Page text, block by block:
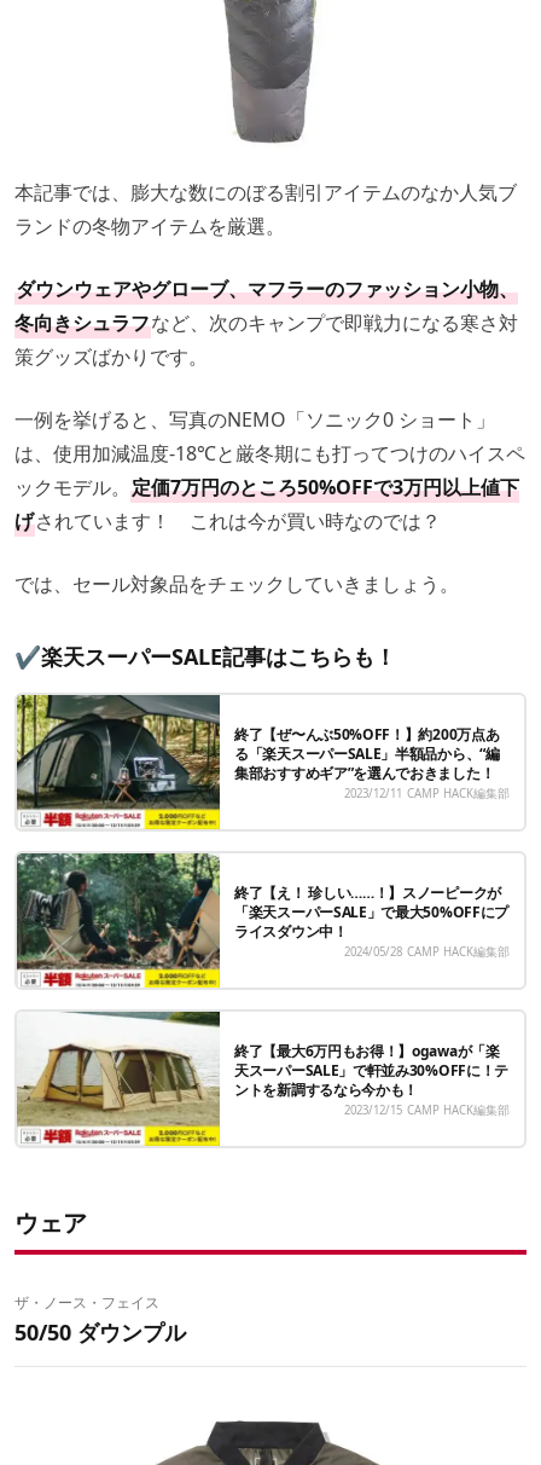
本記事では、膨大な数にのぼる割引アイテムのなか人気ブ
ランドの冬物アイテムを厳選。
ダウンウェアやグローブ、マフラーのファッション小物、
冬向きシュラフなど、次のキャンプで即戦力になる寒さ対
策グッズばかりです。
一例を挙げると、写真のNEMO「ソニック0 ショート」
は、使用加減温度-18℃と厳冬期にも打ってつけのハイスペ
ックモデル。 定価7万円のところ50%OFFで3万円以上値下
げされています！ これは今が買い時なのでは？
では、セール対象品をチェックしていきましょう。
✔️楽天スーパーSALE記事はこちらも！
終了【ぜ〜んぶ50%OFF！】約200万点あ
る「楽天スーパーSALE」半額品から、“編
集部おすすめギア”を選んでおきました！
2023/12/11 CAMP HACK編集部
終了【え！ 珍しい……！】スノーピークが
「楽天スーパーSALE」で最大50%OFFにプ
ライスダウン中！
2024/05/28 CAMP HACK編集部
終了【最大6万円もお得！】ogawaが「楽
天スーパーSALE」で軒並み30%OFFに！テ
ントを新調するなら今かも！
2023/12/15 CAMP HACK編集部
ウェア
ザ・ノース・フェイス
50/50 ダウンプル